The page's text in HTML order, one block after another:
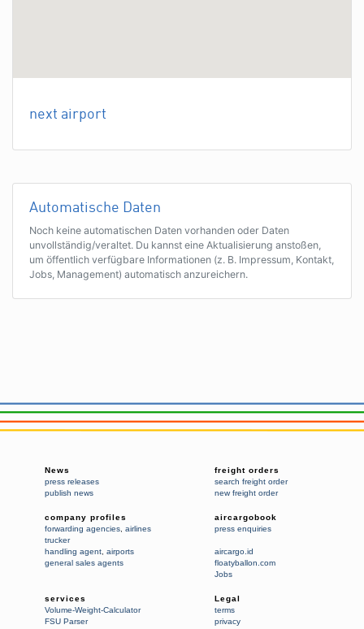
next airport
Automatische Daten
Noch keine automatischen Daten vorhanden oder Daten
unvollständig/veraltet. Du kannst eine Aktualisierung anstoßen,
um öffentlich verfügbare Informationen (z. B. Impressum, Kontakt,
Jobs, Management) automatisch anzureichern.
News
press releases
publish news
freight orders
search freight order
new freight order
company profiles
forwarding agencies airlines
trucker
handling agent airports
general sales agents
aircargobook
press enquiries
aircargo.id
floatyballon.com
Jobs
services
Volume-Weight-Calculator
FSU Parser
Legal
terms
privacy